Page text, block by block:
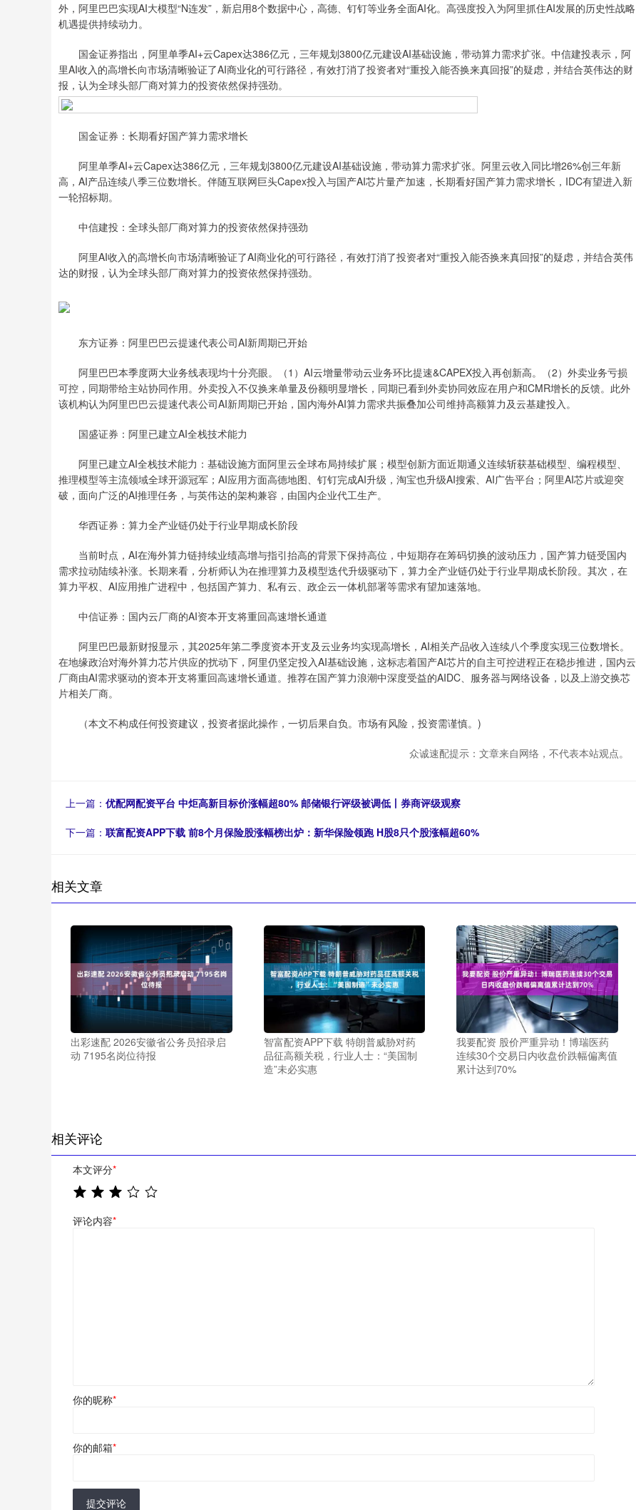
外，阿里巴巴实现AI大模型“N连发”，新启用8个数据中心，高德、钉钉等业务全面AI化。高强度投入为阿里抓住AI发展的历史性战略
机遇提供持续动力。
国金证券指出，阿里单季AI+云Capex达386亿元，三年规划3800亿元建设AI基础设施，带动算力需求扩张。中信建投表示，阿
里AI收入的高增长向市场清晰验证了AI商业化的可行路径，有效打消了投资者对“重投入能否换来真回报”的疑虑，并结合英伟达的财
报，认为全球头部厂商对算力的投资依然保持强劲。
国金证券：长期看好国产算力需求增长
阿里单季AI+云Capex达386亿元，三年规划3800亿元建设AI基础设施，带动算力需求扩张。阿里云收入同比增26%创三年新
高，AI产品连续八季三位数增长。伴随互联网巨头Capex投入与国产AI芯片量产加速，长期看好国产算力需求增长，IDC有望进入新
一轮招标期。
中信建投：全球头部厂商对算力的投资依然保持强劲
阿里AI收入的高增长向市场清晰验证了AI商业化的可行路径，有效打消了投资者对“重投入能否换来真回报”的疑虑，并结合英伟
达的财报，认为全球头部厂商对算力的投资依然保持强劲。
东方证券：阿里巴巴云提速代表公司AI新周期已开始
阿里巴巴本季度两大业务线表现均十分亮眼。（1）AI云增量带动云业务环比提速&CAPEX投入再创新高。（2）外卖业务亏损
可控，同期带给主站协同作用。外卖投入不仅换来单量及份额明显增长，同期已看到外卖协同效应在用户和CMR增长的反馈。此外
该机构认为阿里巴巴云提速代表公司AI新周期已开始，国内海外AI算力需求共振叠加公司维持高额算力及云基建投入。
国盛证券：阿里已建立AI全栈技术能力
阿里已建立AI全栈技术能力：基础设施方面阿里云全球布局持续扩展；模型创新方面近期通义连续斩获基础模型、编程模型、
推理模型等主流领域全球开源冠军；AI应用方面高德地图、钉钉完成AI升级，淘宝也升级AI搜索、AI广告平台；阿里AI芯片或迎突
破，面向广泛的AI推理任务，与英伟达的架构兼容，由国内企业代工生产。
华西证券：算力全产业链仍处于行业早期成长阶段
当前时点，AI在海外算力链持续业绩高增与指引抬高的背景下保持高位，中短期存在筹码切换的波动压力，国产算力链受国内
需求拉动陆续补涨。长期来看，分析师认为在推理算力及模型迭代升级驱动下，算力全产业链仍处于行业早期成长阶段。其次，在
算力平权、AI应用推广进程中，包括国产算力、私有云、政企云一体机部署等需求有望加速落地。
中信证券：国内云厂商的AI资本开支将重回高速增长通道
阿里巴巴最新财报显示，其2025年第二季度资本开支及云业务均实现高增长，AI相关产品收入连续八个季度实现三位数增长。
在地缘政治对海外算力芯片供应的扰动下，阿里仍坚定投入AI基础设施，这标志着国产AI芯片的自主可控进程正在稳步推进，国内云
厂商由AI需求驱动的资本开支将重回高速增长通道。推荐在国产算力浪潮中深度受益的AIDC、服务器与网络设备，以及上游交换芯
片相关厂商。
（本文不构成任何投资建议，投资者据此操作，一切后果自负。市场有风险，投资需谨慎。)
众诚速配提示：文章来自网络，不代表本站观点。
上一篇： 优配网配资平台 中炬高新目标价涨幅超80% 邮储银行评级被调低丨券商评级观察
下一篇： 联富配资APP下载 前8个月保险股涨幅榜出炉：新华保险领跑 H股8只个股涨幅超60%
相关文章
出彩速配 2026安徽省公务员招录启
动 7195名岗位待报
智富配资APP下载 特朗普威胁对药
品征高额关税，行业人士：“美国制
造”未必实惠
我要配资 股价严重异动！博瑞医药
连续30个交易日内收盘价跌幅偏离值
累计达到70%
相关评论
本文评分*
评论内容*
你的昵称*
你的邮箱*
提交评论